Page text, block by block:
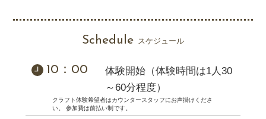
Schedule スケジュール
10：00
体験開始（体験時間は1人30
～60分程度）
クラフト体験希望者はカウンタースタッフにお声掛けくださ
い。 参加費は前払い制です。